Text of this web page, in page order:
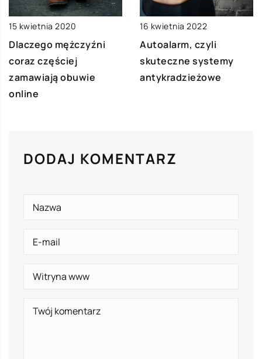
15 kwietnia 2020
Dlaczego mężczyźni
coraz częściej
zamawiają obuwie
online
16 kwietnia 2022
Autoalarm, czyli
skuteczne systemy
antykradzieżowe
DODAJ KOMENTARZ